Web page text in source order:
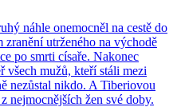
náhle onemocněl na cestě do
utrženého na východě
po smrti císaře. Nakonec
všech mužů, kteří stáli mezi
nezůstal nikdo. A Tiberiovou
nejmocnějších žen své doby.